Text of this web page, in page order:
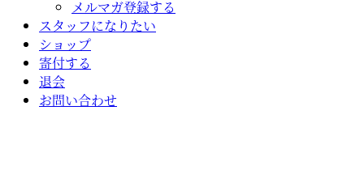
メルマガ登録する
スタッフになりたい
ショップ
寄付する
退会
お問い合わせ